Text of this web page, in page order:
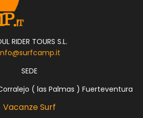
RIDER TOURS S.L.
SEDE
( las Palmas ) Fuerteventura
Vacanze Surf